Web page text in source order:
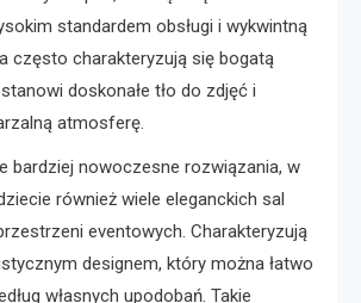
standardem obsługi i wykwintną
często charakteryzują się bogatą
doskonałe tło do zdjęć i
atmosferę.
bardziej nowoczesne rozwiązania, w
również wiele eleganckich sal
eventowych. Charakteryzują
designem, który można łatwo
własnych upodobań. Takie